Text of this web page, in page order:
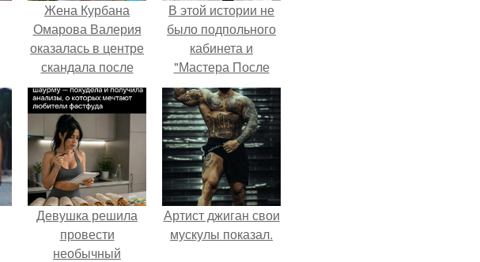
Жена Курбана
Омарова Валерия
оказалась в центре
скандала после
визита блогера
Марины ильиной в
её
косметологическую
клинику.
В этой истории не
было подпольного
кабинета и
"Мастера После
Двухнедельных
Курсов".
Девушка решила
провести
необычный
Артист джиган свои
мускулы показал.